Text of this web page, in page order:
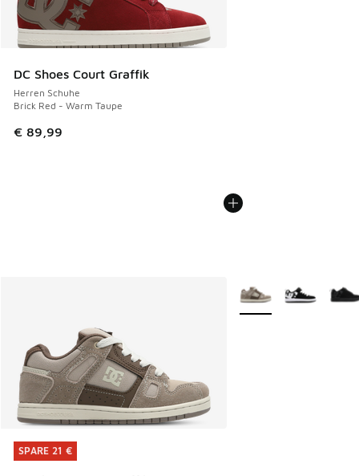
DC Shoes Court Graffik
Herren Schuhe
Brick Red - Warm Taupe
€ 89,99
SPARE 21 €
SPARE 21 €
Weitere Farben